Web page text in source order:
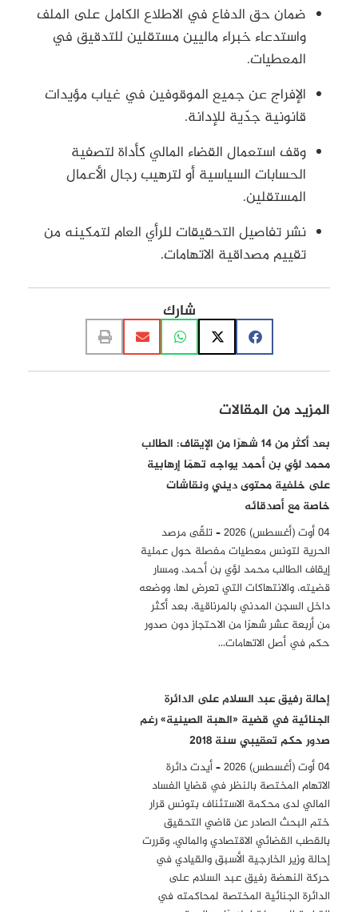
ضمان حق الدفاع في الاطلاع الكامل على الملف
واستدعاء خبراء ماليين مستقلين للتدقيق في
المعطيات.
الإفراج عن جميع الموقوفين في غياب مؤيدات
قانونية جدّية للإدانة.
وقف استعمال القضاء المالي كأداة لتصفية
الحسابات السياسية أو لترهيب رجال الأعمال
المستقلين.
نشر تفاصيل التحقيقات للرأي العام لتمكينه من
تقييم مصداقية الاتهامات.
شارك
المزيد من المقالات
بعد أكثر من 14 شهرًا من الإيقاف: الطالب
محمد لؤي بن أحمد يواجه تهمًا إرهابية
على خلفية محتوى ديني ونقاشات
خاصة مع أصدقائه
04 أوت (أغسطس) 2026 – تلقّى مرصد
الحرية لتونس معطيات مفصلة حول عملية
إيقاف الطالب محمد لؤي بن أحمد، ومسار
قضيته، والانتهاكات التي تعرض لها، ووضعه
داخل السجن المدني بالمرناقية، بعد أكثر
من أربعة عشر شهرًا من الاحتجاز دون صدور
حكم في أصل الاتهامات…
إحالة رفيق عبد السلام على الدائرة
الجنائية في قضية «الهبة الصينية» رغم
صدور حكم تعقيبي سنة 2018
04 أوت (أغسطس) 2026 – أيدت دائرة
الاتهام المختصة بالنظر في قضايا الفساد
المالي لدى محكمة الاستئناف بتونس قرار
ختم البحث الصادر عن قاضي التحقيق
بالقطب القضائي الاقتصادي والمالي، وقررت
إحالة وزير الخارجية الأسبق والقيادي في
حركة النهضة رفيق عبد السلام على
الدائرة الجنائية المختصة لمحاكمته في